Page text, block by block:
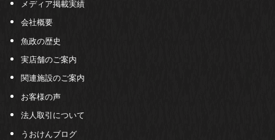
メディア掲載実績
会社概要
魚政の歴史
実店舗のご案内
関連施設のご案内
お客様の声
法人取引について
うおけんブログ